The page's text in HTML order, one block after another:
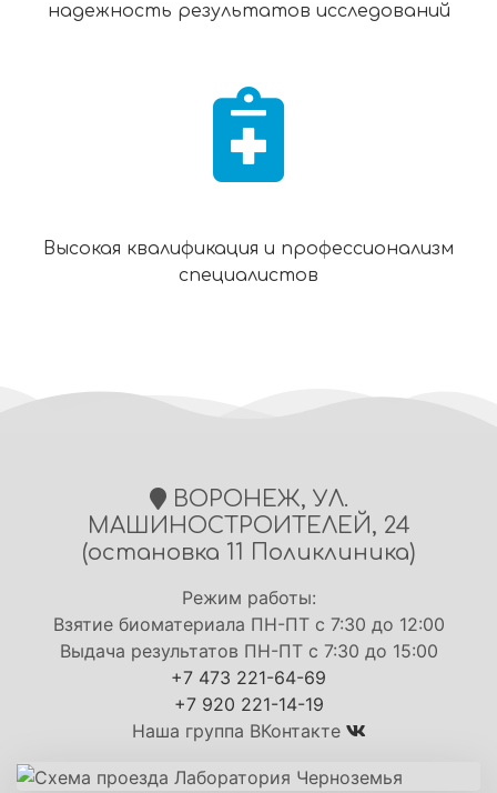
надежность результатов исследований
Высокая квалификация и профессионализм
специалистов
ВОРОНЕЖ, УЛ.
МАШИНОСТРОИТЕЛЕЙ, 24
(остановка 11 Поликлиника)
Режим работы:
Взятие биоматериала ПН-ПТ с 7:30 до 12:00
Выдача результатов ПН-ПТ с 7:30 до 15:00
+7 473 221-64-69
+7 920 221-14-19
Наша группа ВКонтакте